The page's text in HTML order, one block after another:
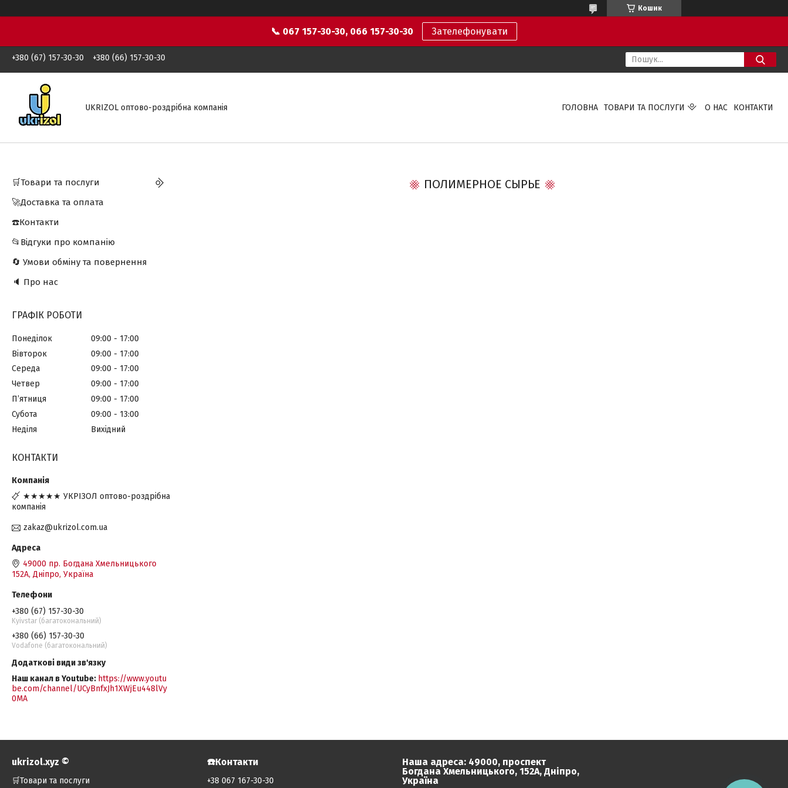
Кошик
📞 067 157-30-30, 066 157-30-30 Зателефонувати
+380 (67) 157-30-30 +380 (66) 157-30-30
UKRIZOL оптово-роздрібна компанія ГОЛОВНА ТОВАРИ ТА ПОСЛУГИ О НАС КОНТАКТИ
ПОЛИМЕРНОЕ СЫРЬЕ
🛒Товари та послуги
🚀Доставка та оплата
☎️Контакти
📂Відгуки про компанію
🔄 Умови обміну та повернення
🔈 Про нас
ГРАФІК РОБОТИ
Понеділок 09:00
17:00
Вівторок
09:00
17:00
Середа
09:00
17:00
Четвер
09:00
17:00
Пʼятниця
09:00
17:00
Субота
09:00
13:00
Неділя
Вихідний
КОНТАКТИ
★★★★★ УКРІЗОЛ оптово-роздрібна
компанія
zakaz@ukrizol.com.ua
49000 пр. Богдана Хмельницького
152А, Дніпро, Україна
+380 (67) 157-30-30
Kyivstar (багатокональний)
+380 (66) 157-30-30
Vodafone (багатокональний)
Наш канал в Youtube https://www.youtu
be.com/channel/UCyBnfxJh1XWjEu448lVy
0MA
ukrizol.xyz ©️
🛒Товари та послуги
☎️Контакти
+38 067 167-30-30
Наша адреса: 49000, проспект
Богдана Хмельницького, 152А, Дніпро,
Україна